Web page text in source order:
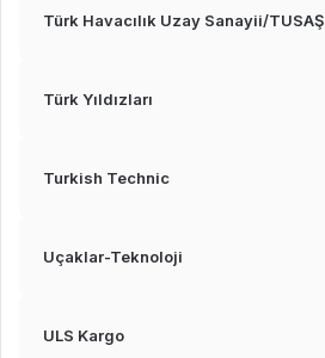
Türk Havacılık Uzay Sanayii/TUSAŞ
Türk Yıldızları
Turkish Technic
Uçaklar-Teknoloji
ULS Kargo